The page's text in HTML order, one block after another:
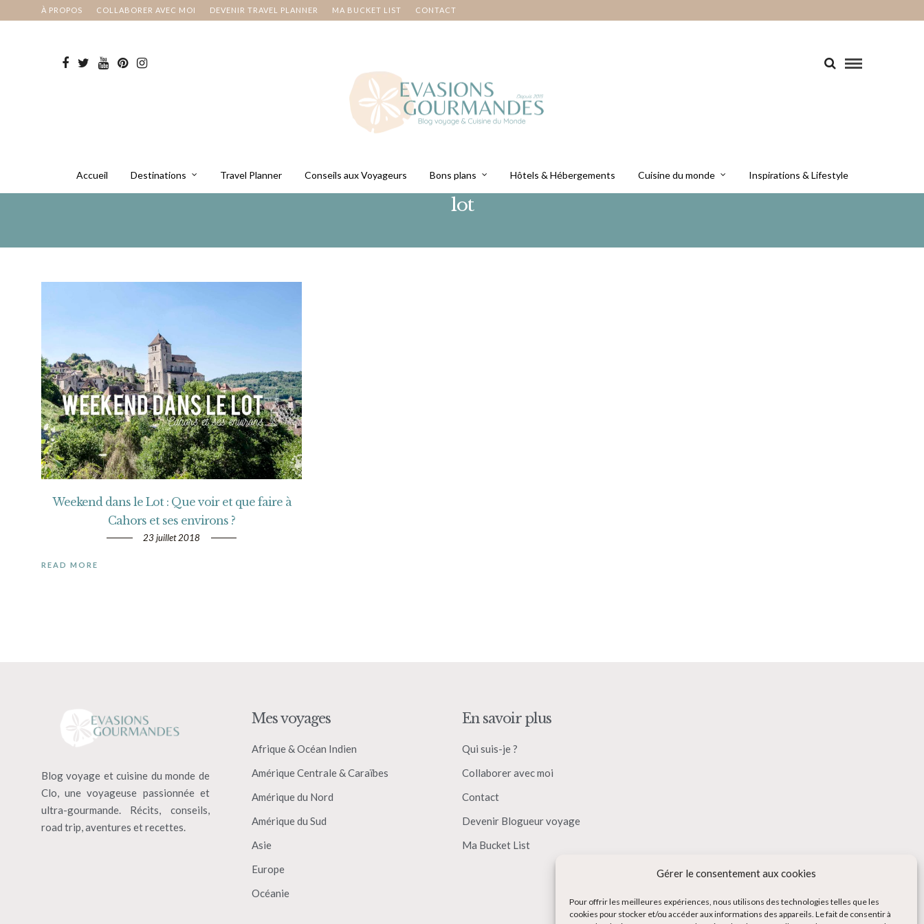
Gérer le consentement aux cookies
Pour offrir les meilleures expériences, nous utilisons des technologies telles que les
cookies pour stocker et/ou accéder aux informations des appareils. Le fait de consentir à
À PROPOS COLLABORER AVEC MOI DEVENIR TRAVEL PLANNER MA BUCKET LIST CONTACT
Accueil Destinations Travel Planner Conseils aux Voyageurs Bons plans Hôtels & Hébergements Cuisine du monde Inspirations & Lifestyle
lot
Weekend dans le Lot : Que voir et que faire à
Cahors et ses environs ?
23 juillet 2018
READ MORE
Blog voyage et cuisine du monde de
Clo, une voyageuse passionnée et
ultra-gourmande. Récits, conseils,
road trip, aventures et recettes.
Mes voyages
Afrique & Océan Indien
Amérique Centrale & Caraïbes
Amérique du Nord
Amérique du Sud
Asie
Europe
Océanie
En savoir plus
Qui suis-je ?
Collaborer avec moi
Contact
Devenir Blogueur voyage
Ma Bucket List